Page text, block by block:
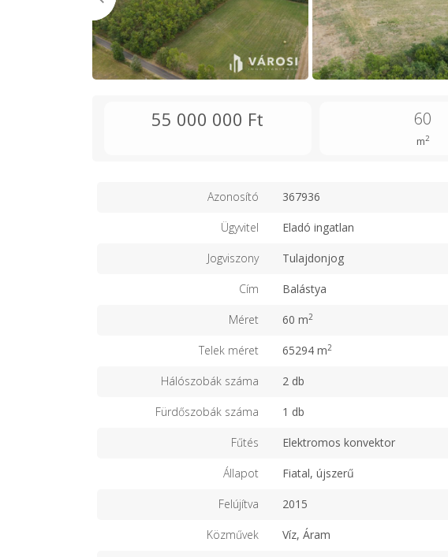
55 000 000 Ft 60
m2
Azonosító 367936
Ügyvitel Eladó ingatlan
Jogviszony Tulajdonjog
Cím Balástya
Méret 60 m2
Telek méret 65294 m2
Hálószobák száma 2 db
Fürdőszobák száma 1 db
Fűtés Elektromos konvektor
Állapot Fiatal, újszerű
Felújítva 2015
Közművek Víz, Áram